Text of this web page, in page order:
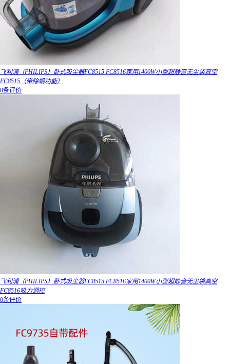
飞利浦（PHILIPS）卧式吸尘器FC8515 FC8516家用1400W小型超静音无尘袋真空
FC8515（带除螨功能）
0条评价
飞利浦（PHILIPS）卧式吸尘器FC8515 FC8516家用1400W小型超静音无尘袋真空
FC8516吸力调控
0条评价